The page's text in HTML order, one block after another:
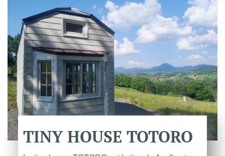
TINYHOUSE TOTORO